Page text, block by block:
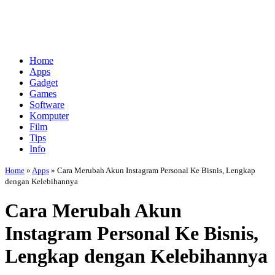
Home
Apps
Gadget
Games
Software
Komputer
Film
Tips
Info
Home » Apps » Cara Merubah Akun Instagram Personal Ke Bisnis, Lengkap
dengan Kelebihannya
Cara Merubah Akun
Instagram Personal Ke Bisnis,
Lengkap dengan Kelebihannya